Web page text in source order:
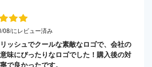
08/にレビュー済み
ッシュでクールな素敵なロゴで、会社の
味にぴったりなロゴでした！購入後の対
で良かったです。